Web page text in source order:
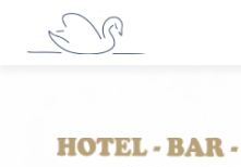
contenu